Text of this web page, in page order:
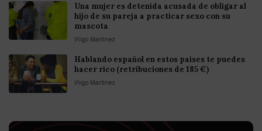
Una mujer es detenida acusada de obligar al
hijo de su pareja a practicar sexo con su
mascota
Iñigo Martinez
Hablando español en estos países te puedes
hacer rico (retribuciones de 185 €)
Iñigo Martinez